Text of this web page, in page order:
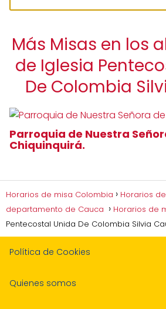
Más Misas en los
de Iglesia
De Colombia
Parroquia de Nuestra
Chiquinquirá.
Horarios de misa Colombia
Horarios
departamento de Cauca
Horarios de
Pentecostal Unida De Colombia Silvia
Política de Cookies
Quienes somos